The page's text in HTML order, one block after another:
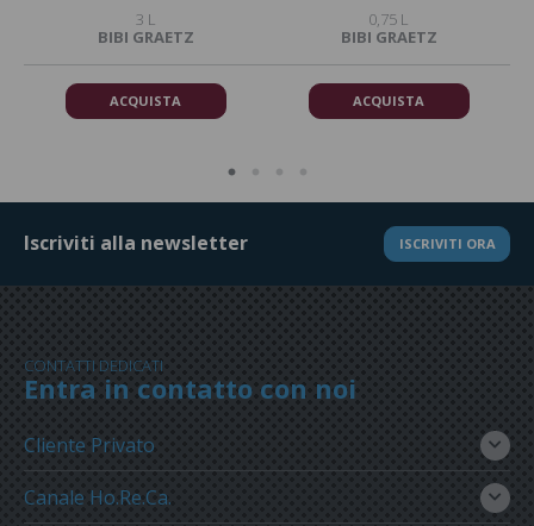
3 L
BIBI GRAETZ
ACQUISTA
0,75 L
BIBI GRAETZ
ACQUISTA
Iscriviti alla newsletter ISCRIVITI ORA
CONTATTI DEDICATI
Entra in contatto con noi
Cliente Privato
Canale Ho.Re.Ca.